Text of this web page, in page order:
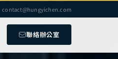
contact@hungyichen.com
聯絡辦公室